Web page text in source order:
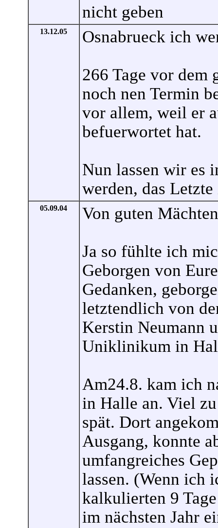
nicht geben
13.12.05 Osnabrueck ich
266 Tage vor dem
noch nen Termin
vor allem, weil er
befuerwortet hat.
Nun lassen wir es
werden, das
05.09.04 Von guten
Ja so fühlte ich
Geborgen von
Gedanken,
letztendlich von
Kerstin Neumann
Uniklinikum in
Am24.8. kam ich
in Halle an. Viel
spät. Dort
Ausgang, konnte
umfangreiches
lassen. (Wenn ich
kalkulierten 9
im nächsten Jahr